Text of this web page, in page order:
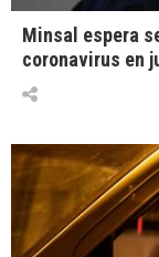
Minsal espera
coronavirus en